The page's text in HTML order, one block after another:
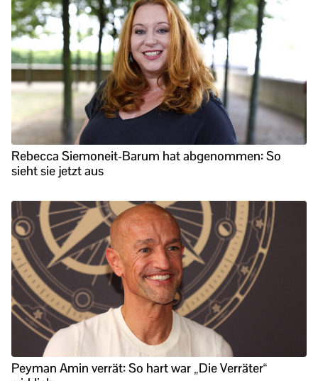
Rebecca Siemoneit-Barum hat abgenommen: So
sieht sie jetzt aus
Peyman Amin verrät: So hart war „Die Verräter“